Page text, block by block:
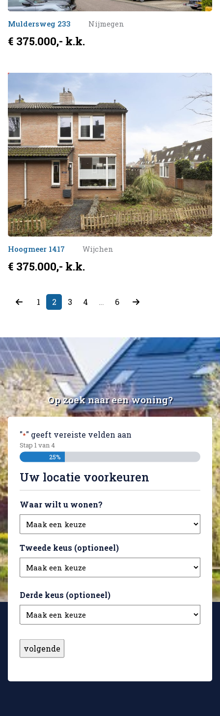
Muldersweg 233 Nijmegen
€ 375.000,- k.k.
Hoogmeer 1417 Wijchen
€ 375.000,- k.k.
1 2 3 4 … 6
Op zoek naar een woning?
"*" geeft vereiste velden aan
Stap 1 van 4
25%
Uw locatie voorkeuren
Waar wilt u wonen?
Tweede keus (optioneel)
Derde keus (optioneel)